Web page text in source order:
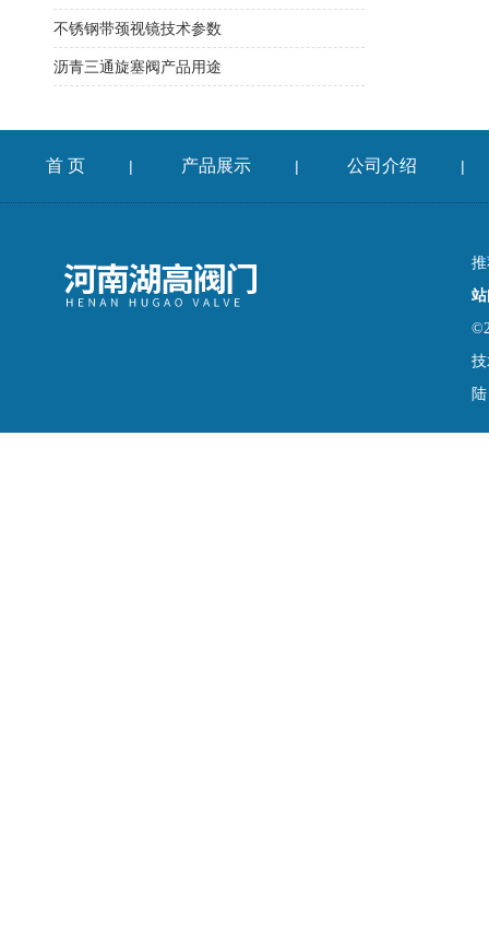
不锈钢带颈视镜技术参数
沥青三通旋塞阀产品用途
首 页 | 产品展示 | 公司介绍 |
陆